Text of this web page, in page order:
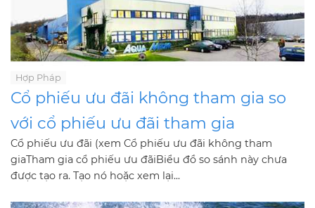
Hợp Pháp
Cổ phiếu ưu đãi không tham gia so
với cổ phiếu ưu đãi tham gia
Cổ phiếu ưu đãi (xem Cổ phiếu ưu đãi không tham
giaTham gia cổ phiếu ưu đãiBiểu đồ so sánh này chưa
được tạo ra. Tạo nó hoặc xem lại...